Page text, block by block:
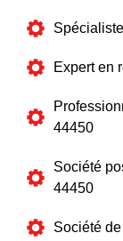
Expert en
44450
Société
44450
Société